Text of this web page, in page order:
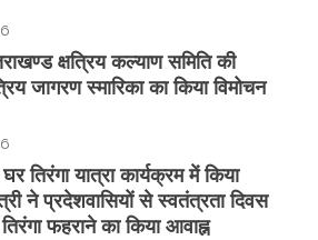
क्षत्रिय कल्याण समिति की
जागरण स्मारिका का किया विमोचन
तिरंगा यात्रा कार्यक्रम में किया
ने प्रदेशवासियों से स्वतंत्रता दिवस
फहराने का किया आवाह्न